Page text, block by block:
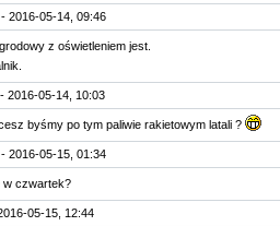
2016-05-14, 09:46
z oświetleniem jest.
2016-05-14, 10:03
byśmy po tym paliwie rakietowym latali ?
2016-05-15, 01:34
w czwartek?
05-15, 12:44